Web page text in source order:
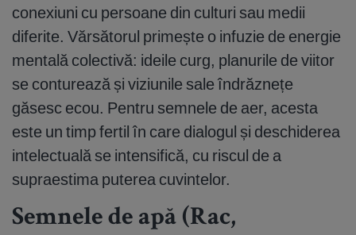
conexiuni cu persoane din culturi sau medii
diferite. Vărsătorul primește o infuzie de energie
mentală colectivă: ideile curg, planurile de viitor
se conturează și viziunile sale îndrăznețe
găsesc ecou. Pentru semnele de aer, acesta
este un timp fertil în care dialogul și deschiderea
intelectuală se intensifică, cu riscul de a
supraestima puterea cuvintelor.
Semnele de apă (Rac,